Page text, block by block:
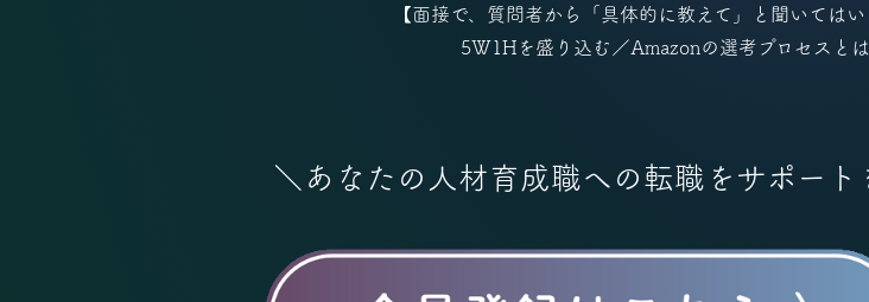
【面接で、質問者から「具体的に教えて」と聞いては
5W1Hを盛り込む／Amazonの選考プロセスと
＼あなたの人材育成職への転職をサポート